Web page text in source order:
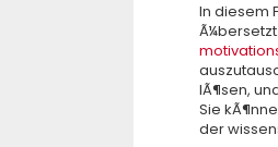
In diesem
lÃ¶sen,
Sie
der